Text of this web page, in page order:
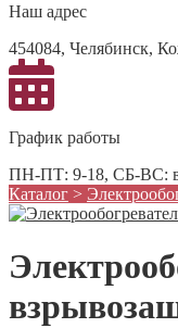
Наш адрес
454084, Челябинск,
График работы
ПН-ПТ: 9-18, СБ-ВС:
Каталог >